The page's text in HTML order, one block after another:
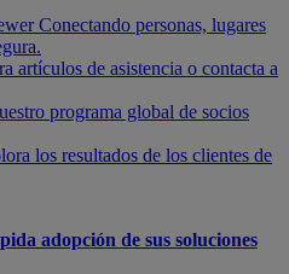
Conectando personas, lugares
artículos de asistencia o contacta a
programa global de socios
los resultados de los clientes de
adopción de sus soluciones